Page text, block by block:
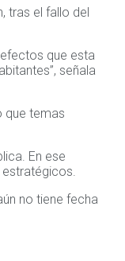
tras el fallo del
que esta
señala
que temas
En ese
no tiene fecha